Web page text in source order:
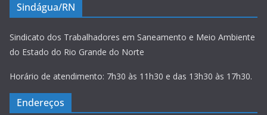
Sindágua/RN
Sindicato dos Trabalhadores em Saneamento e Meio Ambiente
do Estado do Rio Grande do Norte
Horário de atendimento: 7h30 às 11h30 e das 13h30 às 17h30.
Endereços